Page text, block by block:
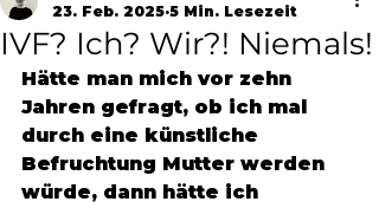
IVF? Ich? Wir?! Niemals!
23. Feb. 2025 5 Min. Lesezeit
Hätte man mich vor zehn
Jahren gefragt, ob ich mal
durch eine künstliche
Befruchtung Mutter werden
würde, dann hätte ich